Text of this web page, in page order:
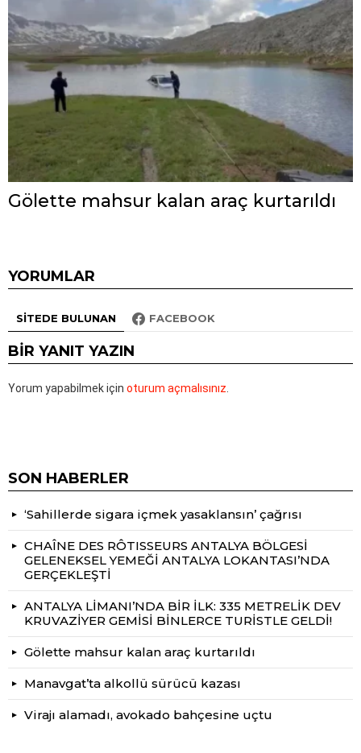
Gölette mahsur kalan araç kurtarıldı
YORUMLAR
SITEDE BULUNAN FACEBOOK
BIR YANIT YAZIN
Yorum yapabilmek için oturum açmalısınız
SON HABERLER
‘Sahillerde sigara içmek yasaklansın’ çağrısı
CHAÎNE DES RÔTISSEURS ANTALYA BÖLGESİ
GELENEKSEL YEMEĞİ ANTALYA LOKANTASI’NDA
GERÇEKLEŞTİ
ANTALYA LİMANI’NDA BİR İLK: 335 METRELİK DEV
KRUVAZİYER GEMİSİ BİNLERCE TURİSTLE GELDİ!
Gölette mahsur kalan araç kurtarıldı
Manavgat’ta alkollü sürücü kazası
Virajı alamadı, avokado bahçesine uçtu